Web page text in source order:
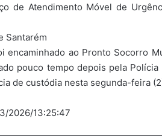
de Atendimento Móvel de
Santarém
ao Pronto Socorro
pouco tempo depois pela Polícia
de custódia nesta segunda-feira
2026/13:25:47